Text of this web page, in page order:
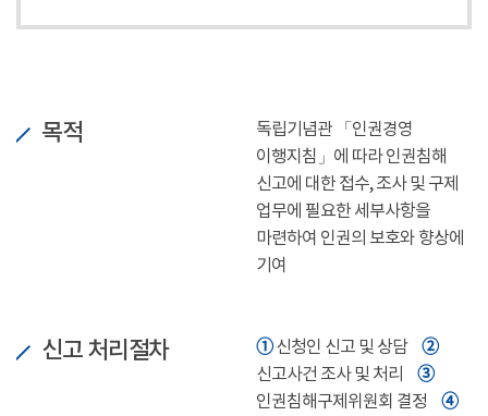
목적
독립기념관 「인권경영
이행지침」에 따라 인권침해
신고에 대한 접수, 조사 및 구제
업무에 필요한 세부사항을
마련하여 인권의 보호와 향상에
기여
신고 처리절차 ➀신청인 신고 및 상담 ➁
신고사건 조사 및 처리 ➂
인권침해구제위원회 결정 ➃